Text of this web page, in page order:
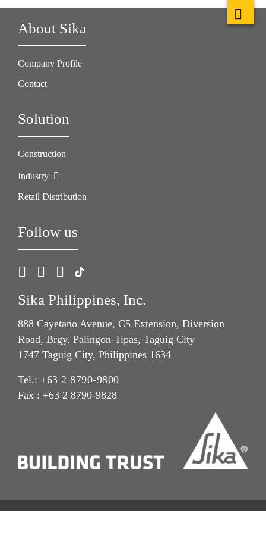
About Sika
Company Profile
Contact
Solution
Construction
Industry
Retail Distribution
Follow us
Sika Philippines, Inc.
888 Cayetano Avenue, C5 Extension, Diversion
Road, Brgy. Palingon-Tipas, Taguig City
1747 Taguig City, Philippines 1634
Tel.: +63 2 8790-9800
Fax : +63 2 8790-9828